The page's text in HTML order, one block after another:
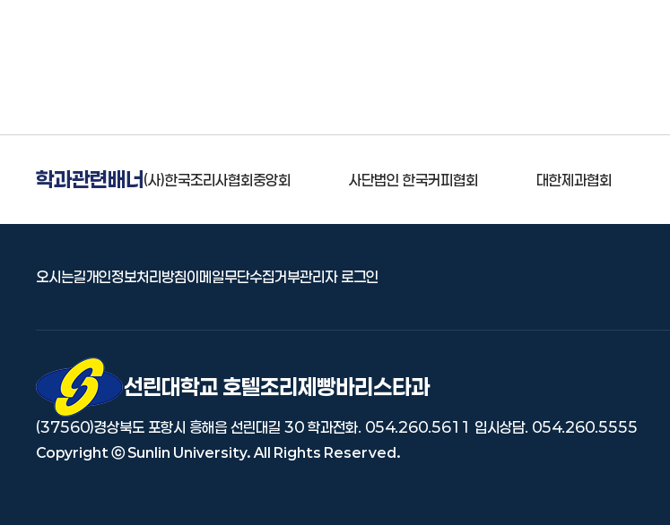
학과관련배너
품의약안전처 (사)한국조리사협회중앙회 사단법인 한국커피협회 대한제과협회
오시는길개인정보처리방침이메일무단수집거부관리자 로그인
선린대 로고
선린대학교 호텔조리제빵바리스타과
(37560)경상북도 포항시 흥해읍 선린대길 30 학과전화. 054.260.5611 입시상담. 054.260.5555
Copyright ⓒ Sunlin University. All Rights Reserved.